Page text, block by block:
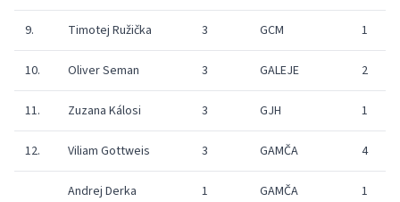
9. Timotej Ružička 3 GCM 1
10. Oliver Seman 3 GALEJE 2
11. Zuzana Kálosi 3 GJH 1
12. Viliam Gottweis 3 GAMČA 4
Andrej Derka 1 GAMČA 1